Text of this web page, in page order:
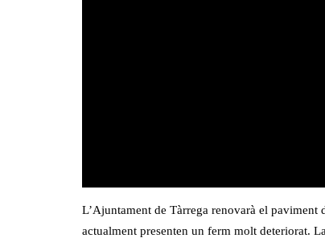
L’Ajuntament de Tàrrega renovarà el paviment
actualment presenten un ferm molt deteriorat.